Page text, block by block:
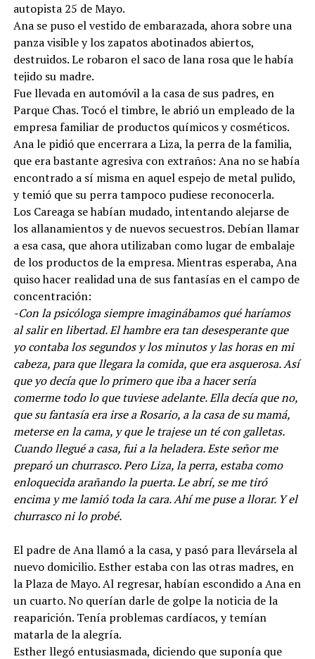
autopista 25 de Mayo.
Ana se puso el vestido de embarazada, ahora sobre una
panza visible y los zapatos abotinados abiertos,
destruidos. Le robaron el saco de lana rosa que le había
tejido su madre.
Fue llevada en automóvil a la casa de sus padres, en
Parque Chas. Tocó el timbre, le abrió un empleado de la
empresa familiar de productos químicos y cosméticos.
Ana le pidió que encerrara a Liza, la perra de la familia,
que era bastante agresiva con extraños: Ana no se había
encontrado a sí misma en aquel espejo de metal pulido,
y temió que su perra tampoco pudiese reconocerla.
Los Careaga se habían mudado, intentando alejarse de
los allanamientos y de nuevos secuestros. Debían llamar
a esa casa, que ahora utilizaban como lugar de embalaje
de los productos de la empresa. Mientras esperaba, Ana
quiso hacer realidad una de sus fantasías en el campo de
concentración:
-Con la psicóloga siempre imaginábamos qué haríamos
al salir en libertad. El hambre era tan desesperante que
yo contaba los segundos y los minutos y las horas en mi
cabeza, para que llegara la comida, que era asquerosa. Así
que yo decía que lo primero que iba a hacer sería
comerme todo lo que tuviese adelante. Ella decía que no,
que su fantasía era irse a Rosario, a la casa de su mamá,
meterse en la cama, y que le trajese un té con galletas.
Cuando llegué a casa, fui a la heladera. Este señor me
preparó un churrasco. Pero Liza, la perra, estaba como
enloquecida arañando la puerta. Le abrí, se me tiró
encima y me lamió toda la cara. Ahí me puse a llorar. Y el
churrasco ni lo probé.
El padre de Ana llamó a la casa, y pasó para llevársela al
nuevo domicilio. Esther estaba con las otras madres, en
la Plaza de Mayo. Al regresar, habían escondido a Ana en
un cuarto. No querían darle de golpe la noticia de la
reaparición. Tenía problemas cardíacos, y temían
matarla de la alegría.
Esther llegó entusiasmada, diciendo que suponía que